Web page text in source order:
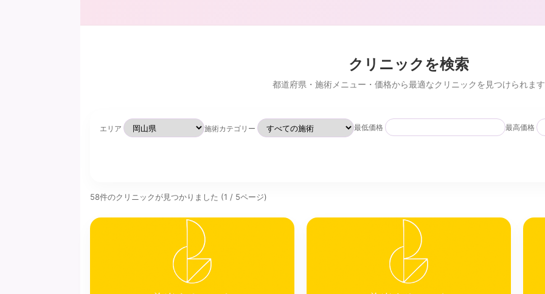
クリニックを検索
都道府県・施術メニュー・価格から最適なクリニックを見つけられます
エリア 施術カテゴリー 最低価格 最高価格
58件のクリニックが見つかりました (1 / 5ページ)